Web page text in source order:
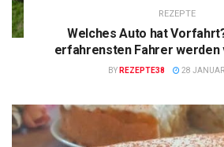
REZEPTE
Welches Auto hat
erfahrensten Fahrer
BY REZEPTE38 28